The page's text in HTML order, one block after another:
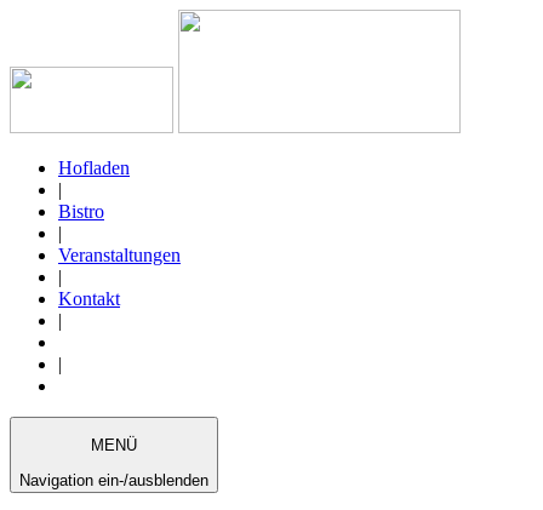
Hofladen
|
Bistro
|
Veranstaltungen
|
Kontakt
|
|
MENÜ
Navigation ein-/ausblenden